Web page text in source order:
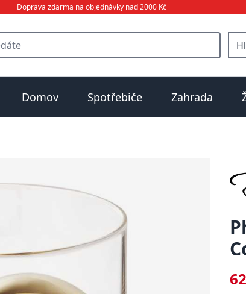
Doprava zdarma na objednávky nad 2000 Kč
Domov Spotřebiče Zahrada